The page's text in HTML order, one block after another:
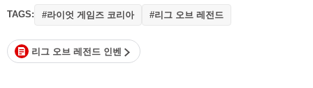
TAGS: #라이엇 게임즈 코리아 #리그 오브 레전드
리그 오브 레전드 인벤